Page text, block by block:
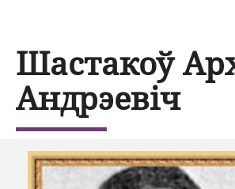
Шастакоў
Андрэевіч